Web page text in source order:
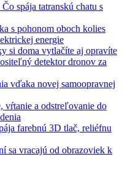
spája tatranskú chatu s
s pohonom oboch kolies
energie
si doma vytlačíte aj opravíte
detektor dronov za
vďaka novej samoopravnej
vŕtanie a odstreľovanie do
farebnú 3D tlač, reliéfnu
sa vracajú od obrazoviek k